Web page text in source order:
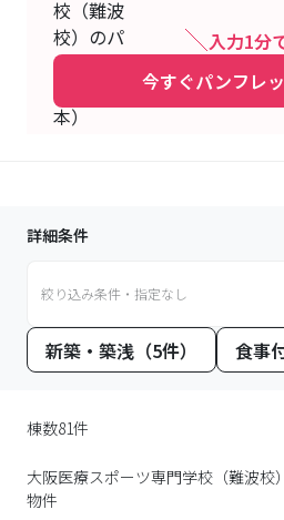
入力1分
今すぐパンフレ
詳細条件
絞り込み条件・指定なし
新築・築浅（5件） 食事
棟数81件
大阪医療スポーツ専門学校（難波校）
物件